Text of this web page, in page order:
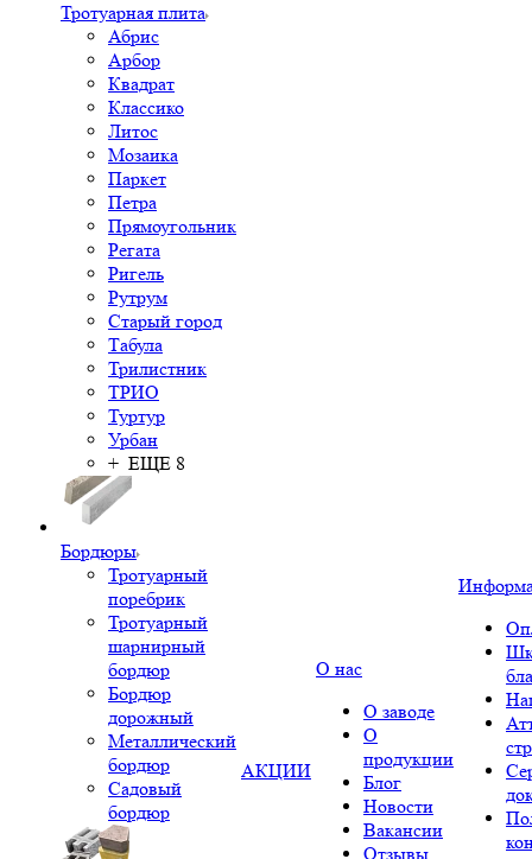
Тротуарная плита
Абрис
Арбор
Квадрат
Классико
Литос
Мозаика
Паркет
Петра
Прямоугольник
Регата
Ригель
Рутрум
Старый город
Табула
Трилистник
ТРИО
Туртур
Урбан
+ ЕЩЕ 8
Бордюры
Тротуарный
поребрик
Тротуарный
шарнирный
бордюр
Бордюр
дорожный
Металлический
бордюр
Садовый
бордюр
АКЦИИ
О нас
О заводе
О
продукции
Блог
Новости
Вакансии
Отзывы